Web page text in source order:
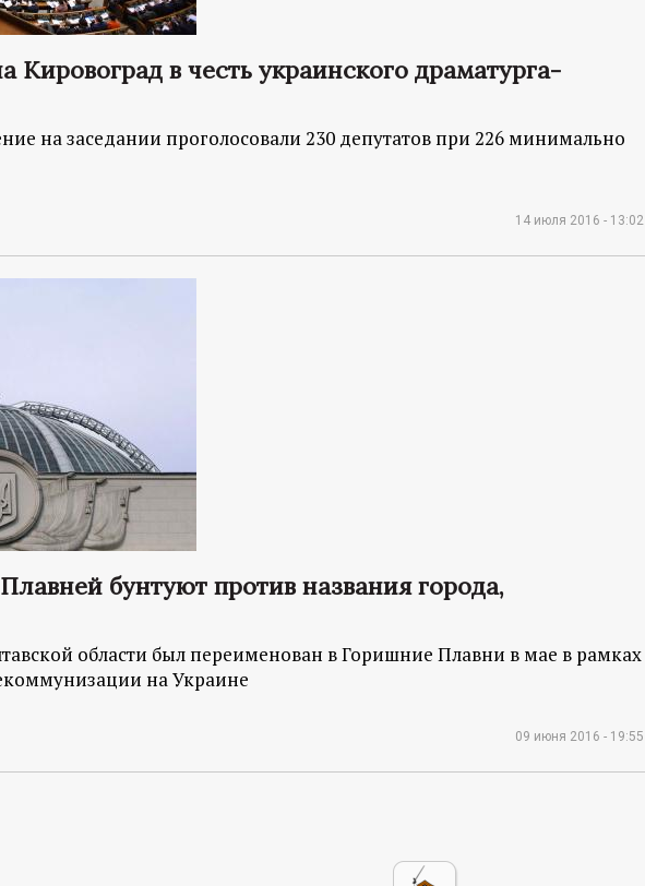
Кировоград в честь украинского драматурга-
на заседании проголосовали 230 депутатов при 226 минимально
14 июля 2016 - 13:02
бунтуют против названия города,
области был переименован в Горишние Плавни в мае в рамках
на Украине
09 июня 2016 - 19:55